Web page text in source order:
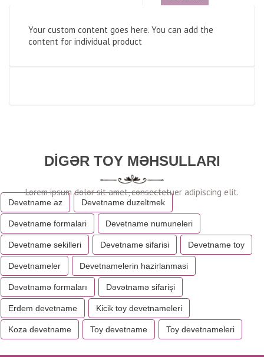
Your custom content goes here. You can add the
content for individual product
DIGƏR TOY MƏHSULLARI
Devetname az Devetname duzeltmek
Devetname formalari Devetname numuneleri
Devetname sekilleri Devetname sifarisi Devetname toy
Devetnameler Devetnamelerin hazirlanmasi
Dəvətnamə formaları Dəvətnamə sifarişi
Erdem devetname Kicik toy devetnameleri
Koza devetname Toy devetname Toy devetnameleri